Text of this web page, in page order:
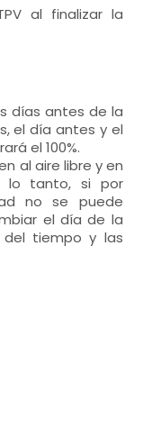
al finalizar la
días antes de la
el día antes y el
el 100%.
al aire libre y en
lo tanto, si por
no se puede
el día de la
del tiempo y las